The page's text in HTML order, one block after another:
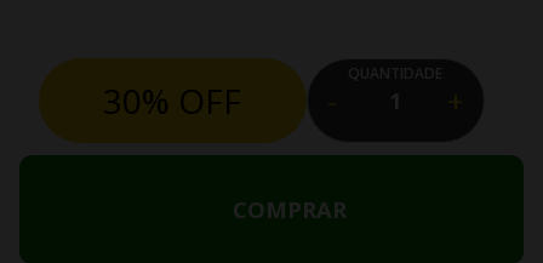
30% OFF
COMPRAR